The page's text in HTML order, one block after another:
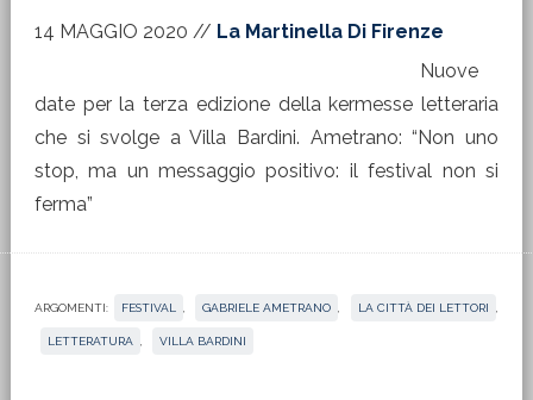
14 MAGGIO 2020 // La Martinella Di Firenze
Nuove
date per la terza edizione della kermesse letteraria
che si svolge a Villa Bardini. Ametrano: “Non uno
stop, ma un messaggio positivo: il festival non si
ferma”
ARGOMENTI: FESTIVAL GABRIELE AMETRANO LA CITTÀ DEI LETTORI
LETTERATURA VILLA BARDINI